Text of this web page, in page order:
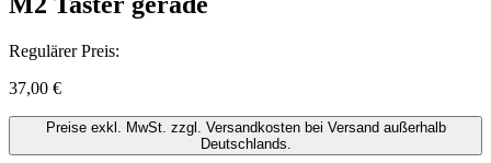
Regulärer Preis:
37,00 €
Preise exkl. MwSt. zzgl. Versandkosten bei Versand außerhalb
Deutschlands.